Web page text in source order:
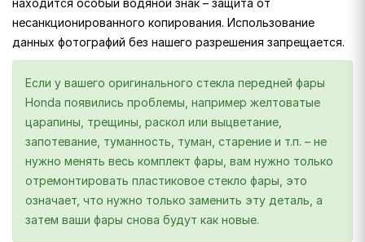
находится особый водяной знак – защита от
несанкционированного копирования. Использование
данных фотографий без нашего разрешения запрещается.
Если у вашего оригинального стекла передней фары
Honda появились проблемы, например желтоватые
царапины, трещины, раскол или выцветание,
запотевание, туманность, туман, старение и т.п. – не
нужно менять весь комплект фары, вам нужно только
отремонтировать пластиковое стекло фары, это
означает, что нужно только заменить эту деталь, а
затем ваши фары снова будут как новые.